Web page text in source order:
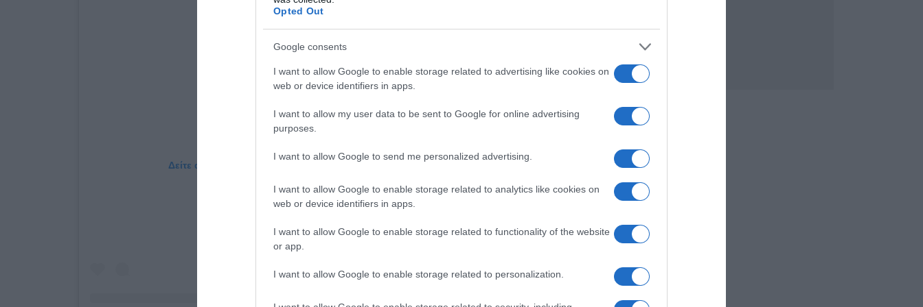
Opted Out
Google consents
I want to allow Google to enable storage related to advertising like cookies on
web or device identifiers in apps.
I want to allow my user data to be sent to Google for online advertising
purposes.
I want to allow Google to send me personalized advertising.
I want to allow Google to enable storage related to analytics like cookies on
web or device identifiers in apps.
I want to allow Google to enable storage related to functionality of the website
or app.
I want to allow Google to enable storage related to personalization.
Δείτε αυτή τη δημοσίευση στο Instagram.